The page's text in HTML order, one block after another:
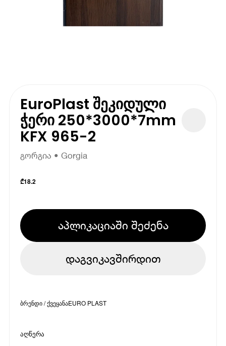
EuroPlast შეკიდული
ჭერი 250*3000*7mm
KFX 965-2
გორგია • Gorgia
₾18.2
აპლიკაციაში შეძენა
დაგვიკავშირდით
ბრენდი / ქვეყანაEURO PLAST
აღწერა